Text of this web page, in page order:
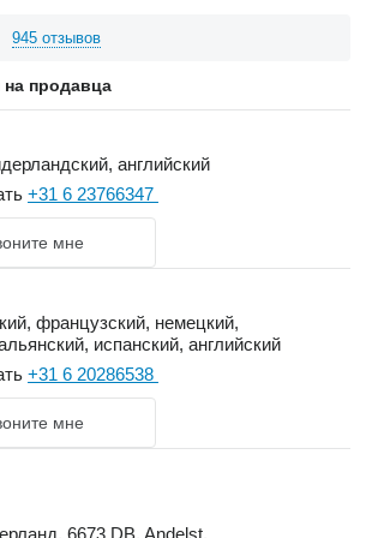
Помимо немного подержанных
товарным запасом подержанных
750 единиц.
пакет: ваш подержанный
в соответствии с вашими
включать установку крана или
компании. Конечно, мы заботимся
экспорта займется оформлением
945 отзывов
на продавца
английский
+31 6 23766347
мне
французский, немецкий,
испанский, английский
+31 6 20286538
мне
6673 DB, Andelst,